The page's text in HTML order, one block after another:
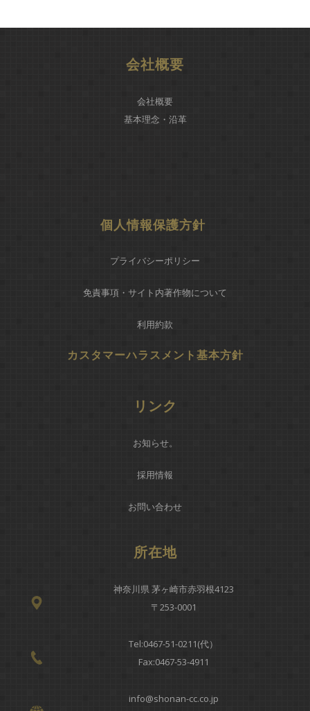
会社概要
会社概要
基本理念・沿革
個人情報保護方針
プライバシーポリシー
免責事項・サイト内著作物について
利用約款
カスタマーハラスメント基本方針
リンク
お知らせ。
採用情報
お問い合わせ
所在地
神奈川県 茅ヶ崎市赤羽根4123
〒253-0001
Tel:0467-51-0211(代）
Fax:0467-53-4911
info@shonan-cc.co.jp